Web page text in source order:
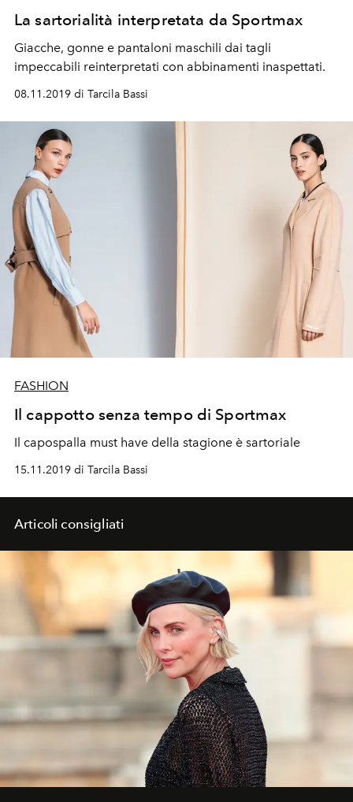
La sartorialità interpretata da Sportmax
Giacche, gonne e pantaloni maschili dai tagli
impeccabili reinterpretati con abbinamenti inaspettati.
08.11.2019 di Tarcila Bassi
FASHION
Il cappotto senza tempo di Sportmax
Il capospalla must have della stagione è sartoriale
15.11.2019 di Tarcila Bassi
Articoli consigliati